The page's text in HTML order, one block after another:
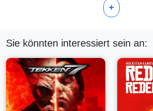
+
Sie könnten interessiert sein an: